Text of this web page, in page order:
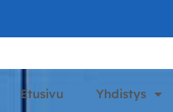
Etusivu Yhdistys